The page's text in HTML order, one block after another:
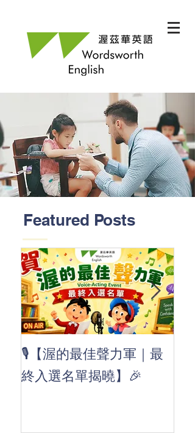
Featured Posts
🎙️【渥的最佳聲力軍｜最
終入選名單揭曉】🎉